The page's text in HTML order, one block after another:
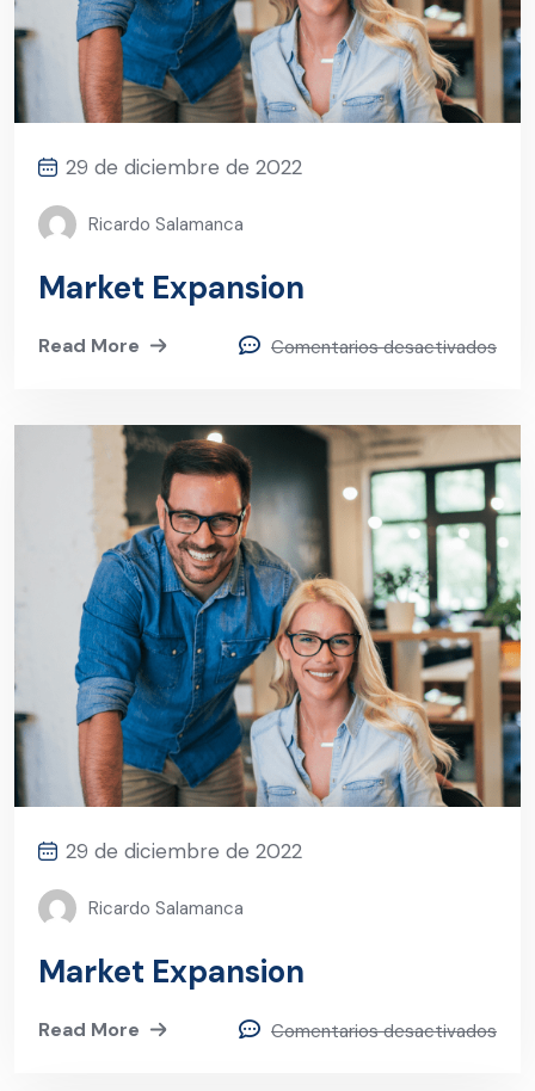
29 de diciembre de 2022
Ricardo Salamanca
Market Expansion
Read More Comentarios desactivados
29 de diciembre de 2022
Ricardo Salamanca
Market Expansion
Read More Comentarios desactivados